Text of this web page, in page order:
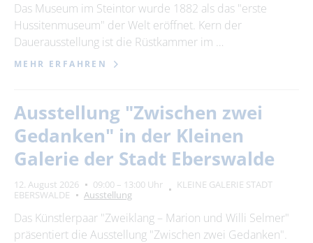
Das Museum im Steintor wurde 1882 als das "erste
Hussitenmuseum" der Welt eröffnet. Kern der
Dauerausstellung ist die Rüstkammer im …
MEHR ERFAHREN
Ausstellung "Zwischen zwei
Gedanken" in der Kleinen
Galerie der Stadt Eberswalde
12. August 2026 09:00 – 13:00 Uhr
KLEINE GALERIE STADT
EBERSWALDE
Ausstellung
Das Künstlerpaar "Zweiklang – Marion und Willi Selmer"
präsentiert die Ausstellung "Zwischen zwei Gedanken".